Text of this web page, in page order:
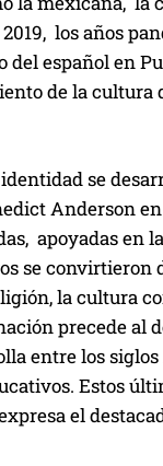
los años
español en
de la
se
Anderson
apoyadas en
se convirtieron
la cultura
precede al
entre los
Estos
el